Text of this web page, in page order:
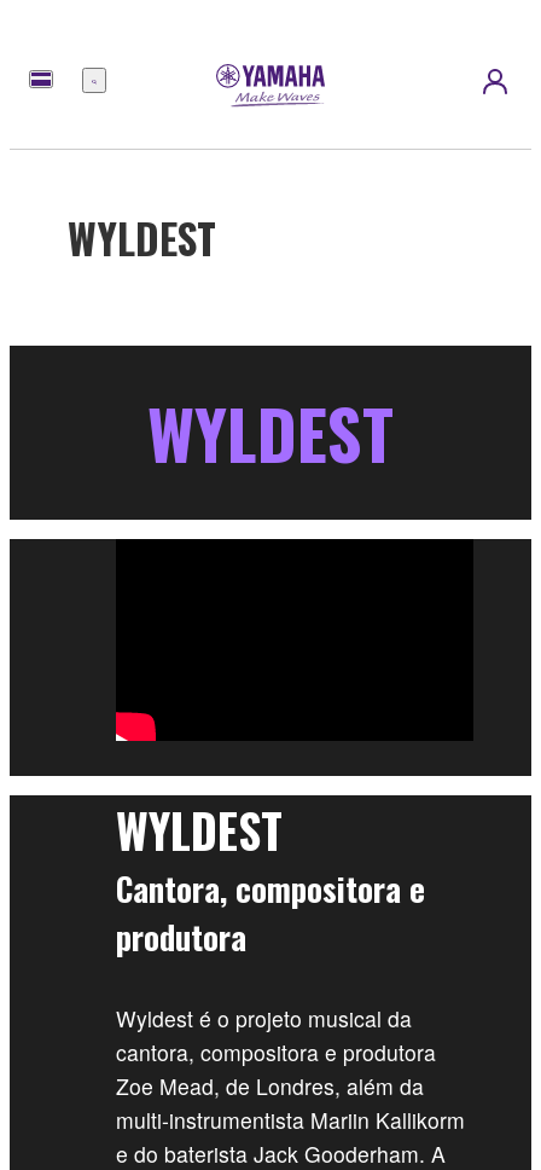
Menu
WYLDEST
WYLDEST
WYLDEST
Cantora, compositora e
produtora
Wyldest é o projeto musical da
cantora, compositora e produtora
Zoe Mead, de Londres, além da
multi-instrumentista Mariin Kallikorm
e do baterista Jack Gooderham. A